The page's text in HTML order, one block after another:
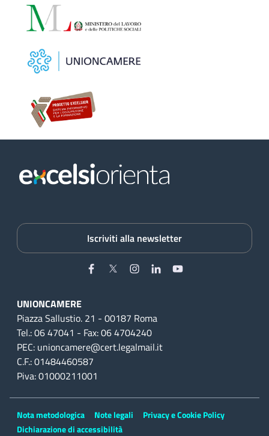
Iscriviti alla newsletter
FacebookTwitter Instagram
Linkedin
UNIONCAMERE
Piazza Sallustio. 21 - 00187 Roma
Tel.: 06 47041 - Fax: 06 4704240
PEC: unioncamere@cert.legalmail.it
C.F.: 01484460587
Piva: 01000211001
Nota metodologica Note legali
Privacy e Cookie Policy
Dichiarazione di accessibilità